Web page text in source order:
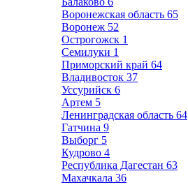
Воронежская область 65
Воронеж 52
Острогожск 1
Семилуки 1
Приморский край 64
Владивосток 37
Уссурийск 6
Артем 5
Ленинградская область 64
Гатчина 9
Выборг 5
Кудрово 4
Республика Дагестан 63
Махачкала 36